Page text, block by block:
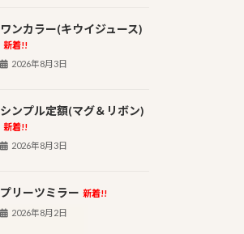
ワンカラー(キウイジュース)
新着!!
2026年8月3日
シンプル定額(マグ＆リボン)
新着!!
2026年8月3日
プリーツミラー 新着!!
2026年8月2日